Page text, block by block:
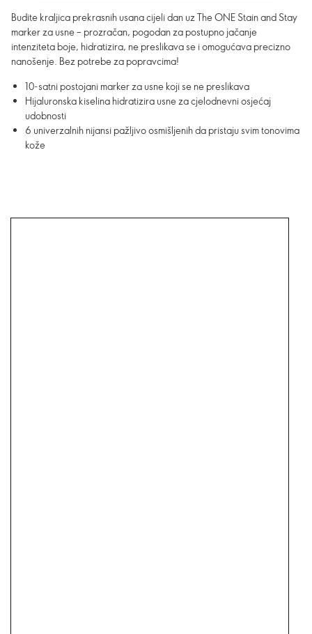
Budite kraljica prekrasnih usana cijeli dan uz The ONE Stain and Stay
marker za usne – prozračan, pogodan za postupno jačanje
intenziteta boje, hidratizira, ne preslikava se i omogućava precizno
nanošenje. Bez potrebe za popravcima!
10-satni postojani marker za usne koji se ne preslikava
Hijaluronska kiselina hidratizira usne za cjelodnevni osjećaj
udobnosti
6 univerzalnih nijansi pažljivo osmišljenih da pristaju svim tonovima
kože